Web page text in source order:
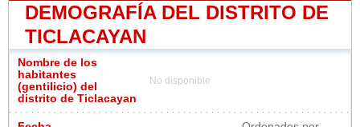
DEMOGRAFÍA DEL DISTRITO DE
TICLACAYAN
Nombre de los
habitantes
(gentilicio) del
distrito de Ticlacayan
No disponible